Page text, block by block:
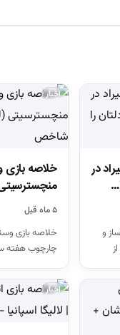
در
و
اخبار
۵ ماه قبل
خلاصه بازی
چارچوب هفته
اخبار